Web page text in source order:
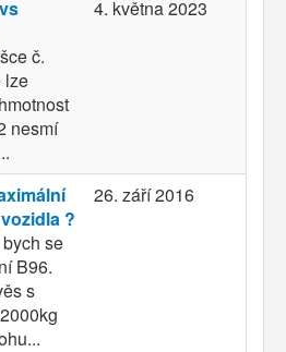
č.
lze
nesmí
4. května 2023
?
se
B96.
s
26. září 2016